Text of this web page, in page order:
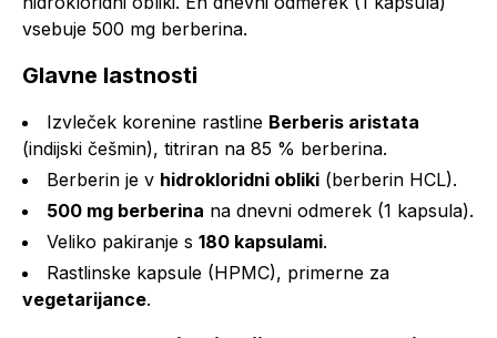
vsebuje 500 mg berberina.
Glavne lastnosti
Izvleček korenine rastline Berberis aristata
(indijski češmin), titriran na 85 % berberina.
Berberin je v hidrokloridni obliki (berberin HCL).
500 mg berberina na dnevni odmerek (1 kapsula).
Veliko pakiranje s 180 kapsulami.
Rastlinske kapsule (HPMC), primerne za
vegetarijance.